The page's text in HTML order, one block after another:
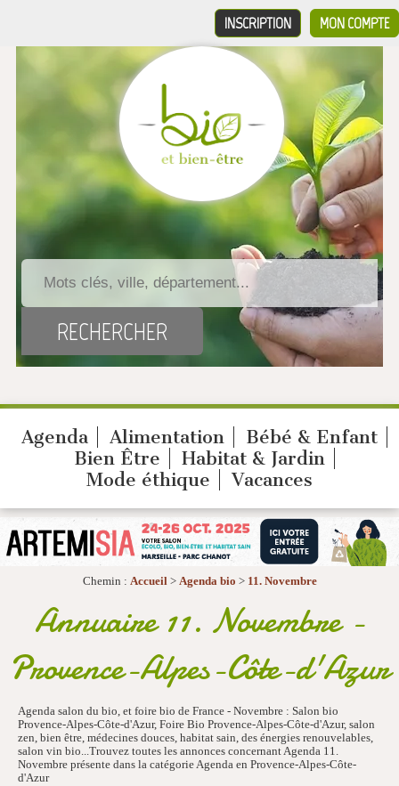
MON COMPTE
INSCRIPTION
Agenda Alimentation
Bébé & Enfant
Bien Être
Habitat & Jardin
Mode éthique
Vacances
Chemin : Accueil> Agenda bio > 11. Novembre
Annuaire 11. Novembre -
Provence-Alpes-Côte-d'Azur
Agenda salon du bio, et foire bio de France - Novembre : Salon bio
Provence-Alpes-Côte-d'Azur, Foire Bio Provence-Alpes-Côte-d'Azur, salon
zen, bien être, médecines douces, habitat sain, des énergies renouvelables,
salon vin bio...Trouvez toutes les annonces concernant Agenda 11.
Novembre présente dans la catégorie Agenda en Provence-Alpes-Côte-
d'Azur